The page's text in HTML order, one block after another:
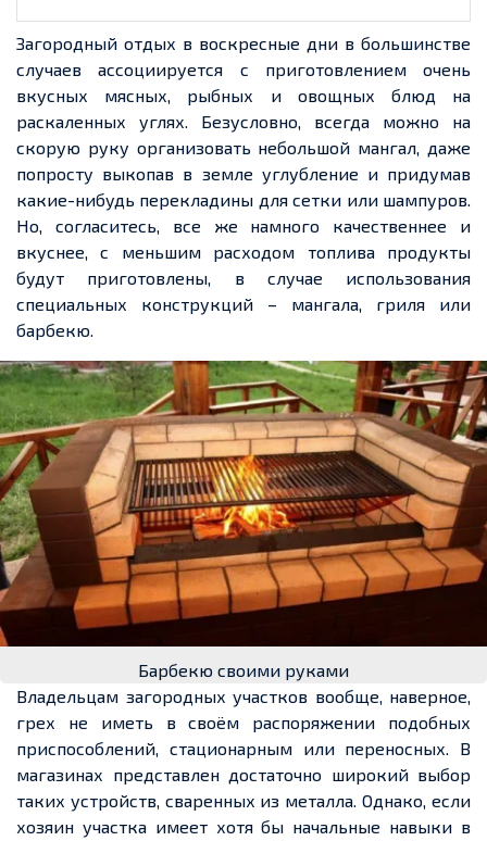
Загородный отдых в воскресные дни в большинстве
случаев ассоциируется с приготовлением очень
вкусных мясных, рыбных и овощных блюд на
раскаленных углях. Безусловно, всегда можно на
скорую руку организовать небольшой мангал, даже
попросту выкопав в земле углубление и придумав
какие-нибудь перекладины для сетки или шампуров.
Но, согласитесь, все же намного качественнее и
вкуснее, с меньшим расходом топлива продукты
будут приготовлены, в случае использования
специальных конструкций – мангала, гриля или
барбекю.
Барбекю своими руками
Владельцам загородных участков вообще, наверное,
грех не иметь в своём распоряжении подобных
приспособлений, стационарным или переносных. В
магазинах представлен достаточно широкий выбор
таких устройств, сваренных из металла. Однако, если
хозяин участка имеет хотя бы начальные навыки в